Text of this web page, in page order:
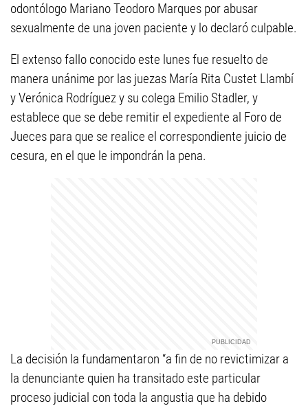
odontólogo Mariano Teodoro Marques por abusar
sexualmente de una joven paciente y lo declaró culpable.
El extenso fallo conocido este lunes fue resuelto de
manera unánime por las juezas María Rita Custet Llambí
y Verónica Rodríguez y su colega Emilio Stadler, y
establece que se debe remitir el expediente al Foro de
Jueces para que se realice el correspondiente juicio de
cesura, en el que le impondrán la pena.
La decisión la fundamentaron “a fin de no revictimizar a
la denunciante quien ha transitado este particular
proceso judicial con toda la angustia que ha debido